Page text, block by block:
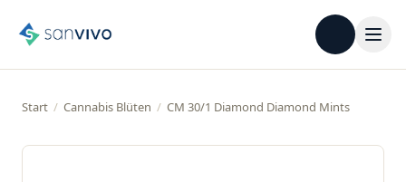
Start / Cannabis Blüten / CM 30/1 Diamond Diamond Mints